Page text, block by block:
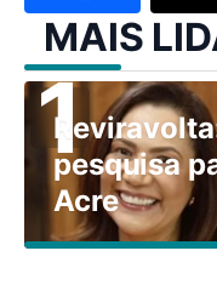
MAIS
pesquisa
Acre